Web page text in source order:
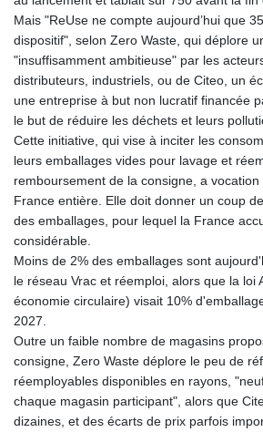
Mais "ReUse ne compte aujourd’hui que
dispositif", selon Zero Waste, qui déplore
"insuffisamment ambitieuse" par les
distributeurs, industriels, ou de Citeo, un
une entreprise à but non lucratif financée
le but de réduire les déchets et leurs
Cette initiative, qui vise à inciter les
leurs emballages vides pour lavage et
remboursement de la consigne, a
France entière. Elle doit donner un coup
des emballages, pour lequel la France
considérable.
Moins de 2% des emballages sont
le réseau Vrac et réemploi, alors que la loi
économie circulaire) visait 10%
2027.
Outre un faible nombre de magasins
consigne, Zero Waste déplore le peu de
réemployables disponibles en rayons,
chaque magasin participant", alors que
dizaines, et des écarts de prix parfois